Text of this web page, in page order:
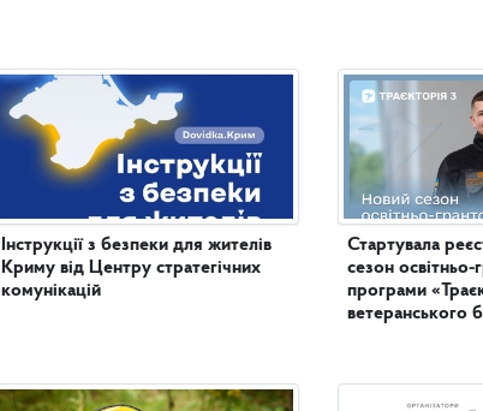
Інструкції з безпеки для жителів
Криму від Центру стратегічних
комунікацій
Стартувала
сезон освітньо-
програми
ветеранського